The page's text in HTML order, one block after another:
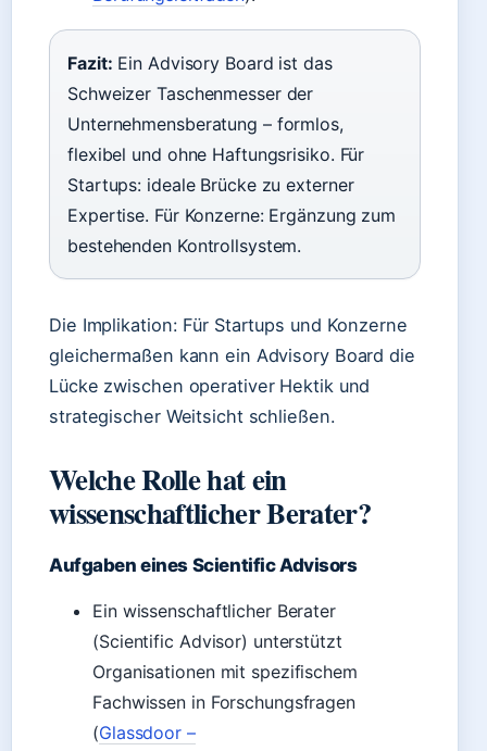
Fazit: Ein Advisory Board ist das
Schweizer Taschenmesser der
Unternehmensberatung – formlos,
flexibel und ohne Haftungsrisiko. Für
Startups: ideale Brücke zu externer
Expertise. Für Konzerne: Ergänzung zum
bestehenden Kontrollsystem.
Die Implikation: Für Startups und Konzerne
gleichermaßen kann ein Advisory Board die
Lücke zwischen operativer Hektik und
strategischer Weitsicht schließen.
Welche Rolle hat ein
wissenschaftlicher Berater?
Aufgaben eines Scientific Advisors
Ein wissenschaftlicher Berater
(Scientific Advisor) unterstützt
Organisationen mit spezifischem
Fachwissen in Forschungsfragen
(Glassdoor –